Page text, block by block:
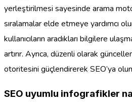
yerleştirilmesi sayesinde arama
sıralamalar elde etmeye yardımcı
kullanıcıların aradıkları bilgilere
artırır. Ayrıca, düzenli olarak
otoritesini güçlendirerek SEO’ya
SEO uyumlu infografikler